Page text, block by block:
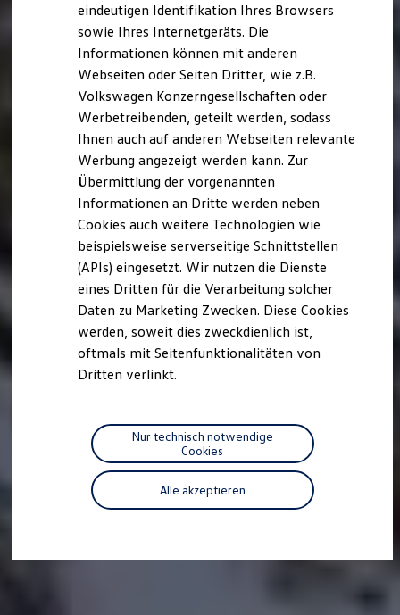
Lifestyle Shop
T-Roc Kollektion
Golf Kollektion
Volkswagen Kollektion
R-Kollektion
GTI Kollektion
Fußball Drop
we drive football
#wedriveproud
Besitzer und Service
myVolkswagen
Software Updates
Service und Ersatzteile
Inspektion und HU/AU
Reparaturen und Checks
Motorenöl und Flüssigkeiten
Räder und Reifen
Pannen- und Unfallhilfe
Economy Service
Volkswagen Teile
Zubehör
Modellspezifisches Zubehör
Individualisieren
Wallbox und Ladekabel
Digitale Extras
Dienste für Ihr Modell finden
Volkswagen Apps, Login und Shop
Handy und Fahrzeug verbinden
Vorgängermodelle
eindeutigen Identifikation Ihres Browsers
sowie Ihres Internetgeräts. Die
Informationen können mit anderen
Webseiten oder Seiten Dritter, wie z.B.
Volkswagen Konzerngesellschaften oder
Werbetreibenden, geteilt werden, sodass
Ihnen auch auf anderen Webseiten relevante
Werbung angezeigt werden kann. Zur
Übermittlung der vorgenannten
Informationen an Dritte werden neben
Cookies auch weitere Technologien wie
beispielsweise serverseitige Schnittstellen
(APIs) eingesetzt. Wir nutzen die Dienste
eines Dritten für die Verarbeitung solcher
Daten zu Marketing Zwecken. Diese Cookies
werden, soweit dies zweckdienlich ist,
oftmals mit Seitenfunktionalitäten von
Dritten verlinkt.
Alle akzeptieren
Nur technisch notwendige
Cookies